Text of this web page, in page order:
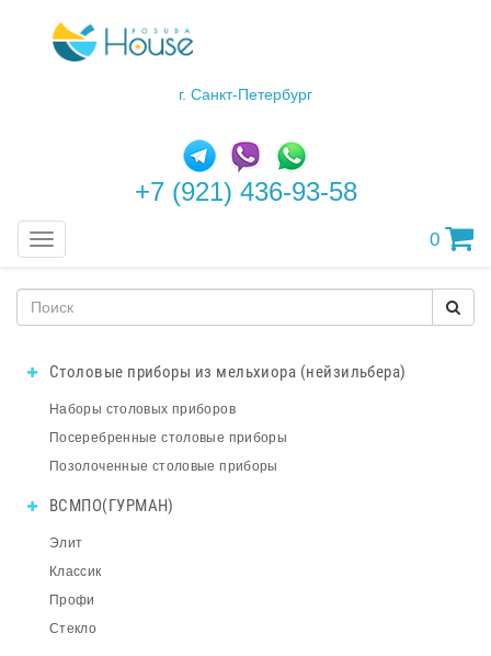
г. Санкт-Петербург
+7 (921) 436-93-58
Меню 0
Столовые приборы из мельхиора (нейзильбера)
Наборы столовых приборов
Посеребренные столовые приборы
Позолоченные столовые приборы
ВСМПО(ГУРМАН)
Элит
Классик
Профи
Стекло